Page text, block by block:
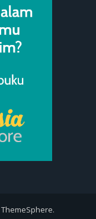
ThemeSphere.